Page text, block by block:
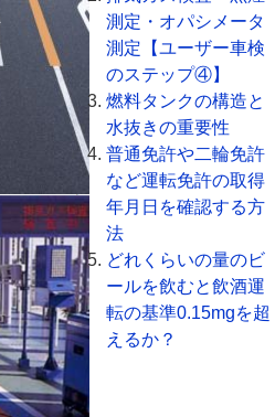
測定・オパシメータ
測定【ユーザー車検
のステップ④】
燃料タンクの構造と
水抜きの重要性
普通免許や二輪免許
など運転免許の取得
年月日を確認する方
法
どれくらいの量のビ
ールを飲むと飲酒運
転の基準0.15mgを超
えるか？